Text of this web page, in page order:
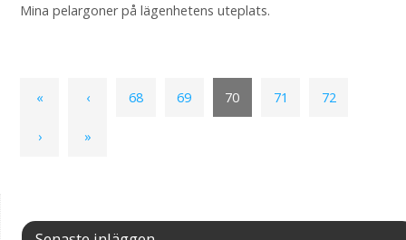
Mina pelargoner på lägenhetens uteplats.
« ‹ 68 69 70 71 72
› »